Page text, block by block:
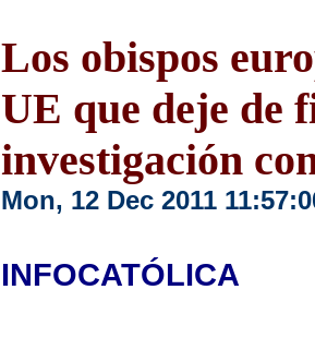
Los obispos
UE que deje de
investigación
Mon, 12 Dec 2011
INFOCATÓLICA